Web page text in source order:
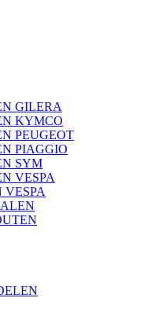
GILERA
KYMCO
PEUGEOT
PIAGGIO
SYM
VESPA
VESPA